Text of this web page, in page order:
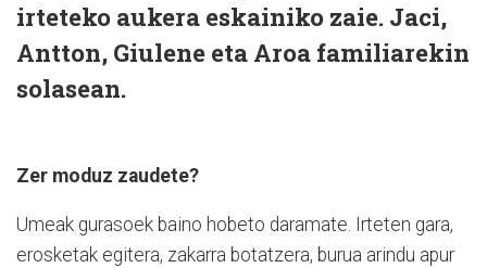
irteteko aukera eskainiko zaie. Jaci,
Antton, Giulene eta Aroa familiarekin
solasean.
Zer moduz zaudete?
Umeak gurasoek baino hobeto daramate. Irteten gara,
erosketak egitera, zakarra botatzera, burua arindu apur